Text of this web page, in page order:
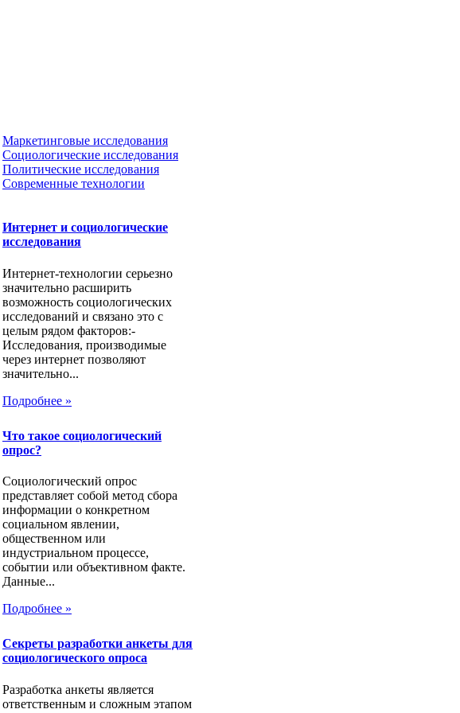
Маркетинговые исследования
Социологические исследования
Политические исследования
Современные технологии
Интернет и социологические
исследования
Интернет-технологии серьезно
значительно расширить
возможность социологических
исследований и связано это с
целым рядом факторов:-
Исследования, производимые
через интернет позволяют
значительно...
Подробнее »
Что такое социологический
опрос?
Социологический опрос
представляет собой метод сбора
информации о конкретном
социальном явлении,
общественном или
индустриальном процессе,
событии или объективном факте.
Данные...
Подробнее »
Секреты разработки анкеты для
социологического опроса
Разработка анкеты является
ответственным и сложным этапом